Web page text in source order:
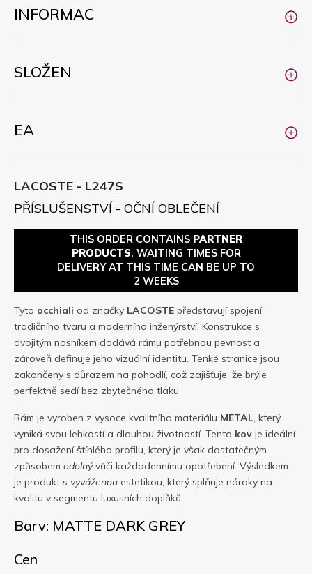
INFORMAC
SLOŽEN
EA
LACOSTE - L247S
PŘÍSLUŠENSTVÍ - OČNÍ OBLEČENÍ
THIS ORDER CONTAINS PARTNER
PRODUCTS, WAITING TIMES FOR
DELIVERY AT THIS TIME CAN BE UP TO
2 WEEKS
Tyto occhiali od značky LACOSTE představují spojení
tradičního tvaru a moderního inženýrství. Konstrukce s
dvojitým nosníkem dodává rámu potřebnou pevnost a
zároveň definuje jeho vizuální identitu. Tenké stranice jsou
zakončeny s důrazem na pohodlí, což zajišťuje, že brýle
perfektně sedí bez zbytečného tlaku.
Rám je vyroben z vysoce kvalitního materiálu METAL, který
vyniká svou lehkostí a dlouhou životností. Tento kov je ideální
pro dosažení štíhlého profilu, který je však dostatečným
způsobem odolnývůči každodennímu opotřebení. Výsledkem
je produkt s vyváženou estetikou, který splňuje nároky na
kvalitu v segmentu luxusních doplňků.
Barv: MATTE DARK GREY
Cen